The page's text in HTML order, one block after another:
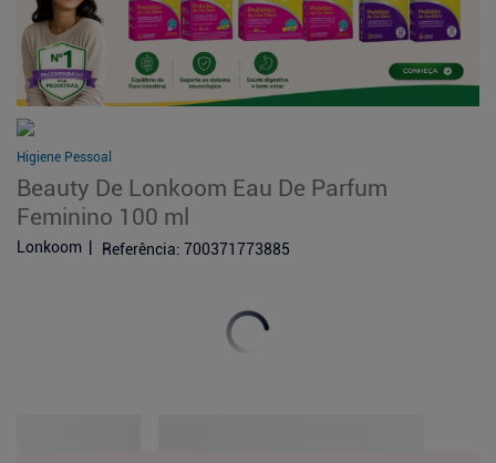
Higiene Pessoal
Beauty De Lonkoom Eau De Parfum
Feminino 100 ml
Lonkoom Referência: 700371773885